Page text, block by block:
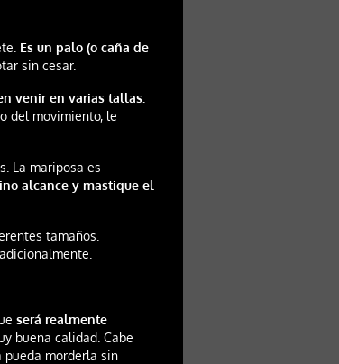
Es un palo (o caña de
sin cesar.
venir en varias tallas.
del movimiento, le
La mariposa es
alcance y mastique el
tamaños.
será realmente
buena calidad. Cabe
pueda morderla sin